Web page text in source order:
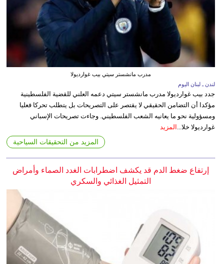
مدرب مانشستر سيتي بيب غوارديولا
لندن ـ لبنان اليوم
جدد بيب غوارديولا مدرب مانشستر سيتي دعمه العلني للقضية الفلسطينية
مؤكدا أن التضامن الحقيقي لا يقتصر على التصريحات بل يتطلب تحركا فعليا
ومسؤولية نحو ما يعانيه الشعب الفلسطيني. وجاءت تصريحات الإسباني
غوارديولا خلا...
المزيد
المزيد من التحقيقات السياحية
إرتفاع ضغط الدم قد يكشف اضطرابات الغدد الصماء وأمراض
التمثيل الغذائي والسكري